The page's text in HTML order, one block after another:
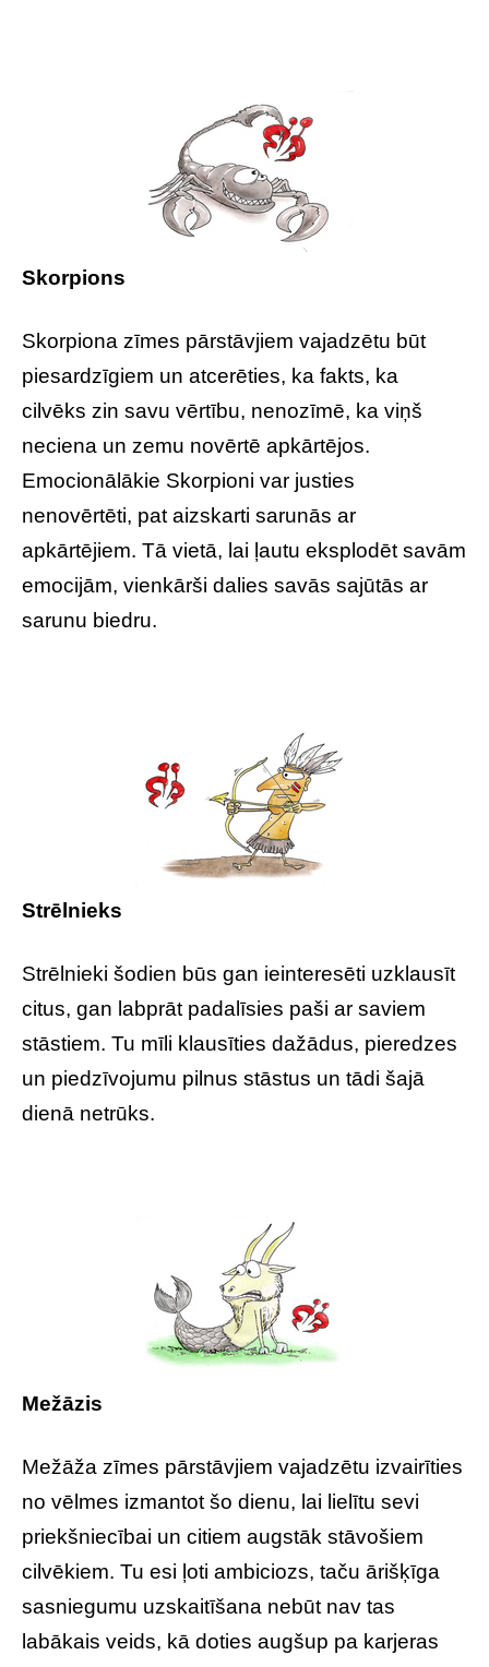
Skorpions
Skorpiona zīmes pārstāvjiem vajadzētu būt
piesardzīgiem un atcerēties, ka fakts, ka
cilvēks zin savu vērtību, nenozīmē, ka viņš
neciena un zemu novērtē apkārtējos.
Emocionālākie Skorpioni var justies
nenovērtēti, pat aizskarti sarunās ar
apkārtējiem. Tā vietā, lai ļautu eksplodēt savām
emocijām, vienkārši dalies savās sajūtās ar
sarunu biedru.
Strēlnieks
Strēlnieki šodien būs gan ieinteresēti uzklausīt
citus, gan labprāt padalīsies paši ar saviem
stāstiem. Tu mīli klausīties dažādus, pieredzes
un piedzīvojumu pilnus stāstus un tādi šajā
dienā netrūks.
Mežāzis
Mežāža zīmes pārstāvjiem vajadzētu izvairīties
no vēlmes izmantot šo dienu, lai lielītu sevi
priekšniecībai un citiem augstāk stāvošiem
cilvēkiem. Tu esi ļoti ambiciozs, taču ārišķīga
sasniegumu uzskaitīšana nebūt nav tas
labākais veids, kā doties augšup pa karjeras